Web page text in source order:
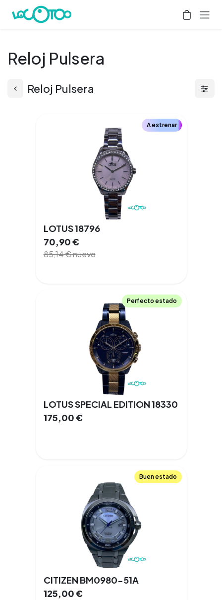
Ir al contenido
Reloj Pulsera
Reloj Pulsera
A estrenar
LOTUS 18796
70,90€
85,14€nuevo
Perfecto estado
LOTUS SPECIAL EDITION 18330
175,00€
Buen estado
CITIZEN BM0980-51A
125,00€